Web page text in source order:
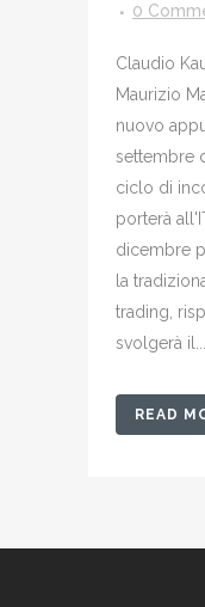
0
Claudio
Maurizio
nuovo
settembre
ciclo di
porterà
dicembre
la
trading,
svolgerà il...
READ